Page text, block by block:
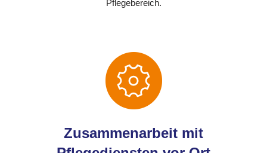
Pflegebereich.
Zusammenarbeit mit